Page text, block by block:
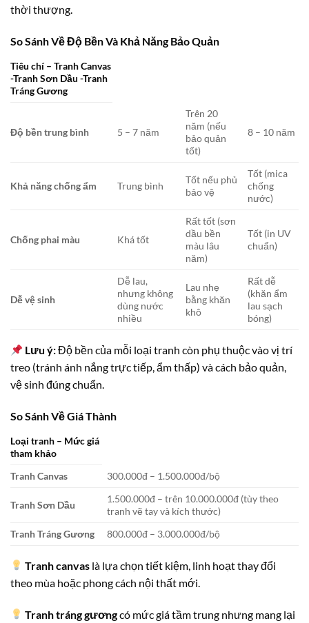
thời thượng.
So Sánh Về Độ Bền Và Khả Năng Bảo Quản
Tiêu chí – Tranh Canvas
-Tranh Sơn Dầu -Tranh
Tráng Gương
Độ bền trung bình 5 – 7 năm
Trên 20
năm (nếu
bảo quản
tốt)
8 – 10 năm
Khả năng chống ẩm Trung bình
Tốt nếu phủ
bảo vệ
Tốt (mica
chống
nước)
Chống phai màu Khá tốt
Rất tốt (sơn
dầu bền
màu lâu
năm)
Tốt (in UV
chuẩn)
Dễ vệ sinh
Dễ lau,
nhưng không
dùng nước
nhiều
Lau nhẹ
bằng khăn
khô
Rất dễ
(khăn ẩm
lau sạch
bóng)
Lưu ý:Độ bền của mỗi loại tranh còn phụ thuộc vào vị trí
treo (tránh ánh nắng trực tiếp, ẩm thấp) và cách bảo quản,
vệ sinh đúng chuẩn.
So Sánh Về Giá Thành
Loại tranh – Mức giá
tham khảo
Tranh Canvas
300.000đ – 1.500.000đ/bộ
Tranh Sơn Dầu
1.500.000đ – trên 10.000.000đ (tùy theo
tranh vẽ tay và kích thước)
Tranh Tráng Gương
800.000đ – 3.000.000đ/bộ
Tranh canvas là lựa chọn tiết kiệm, linh hoạt thay đổi
theo mùa hoặc phong cách nội thất mới.
Tranh tráng gươngcó mức giá tầm trung nhưng mang lại